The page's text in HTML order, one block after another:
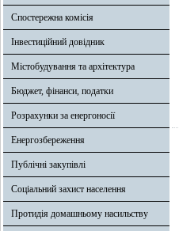
Спостережна комісія
Інвестиційний довідник
Містобудування та архітектура
Бюджет, фінанси, податки
Розрахунки за енергоносії
Енергозбереження
Публічні закупівлі
Соціальний захист населення
Протидія домашньому насильству